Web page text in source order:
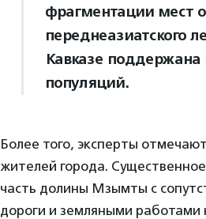
фрагментации мест
переднеазиатского
Кавказе
популяций.
Более того, эксперты
жителей города.
часть долины Мзымты с
дороги и земляными работами